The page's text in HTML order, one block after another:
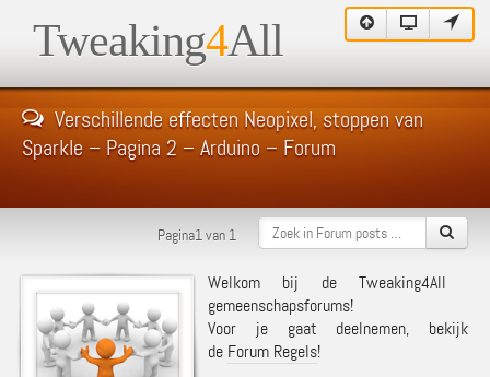
Tweaking4All
Verschillende effecten Neopixel, stoppen van
Sparkle – Pagina 2 – Arduino – Forum
Pagina1 van 1
Welkom bij de Tweaking4All
gemeenschapsforums!
Voor je gaat deelnemen, bekijk
de Forum Regels!